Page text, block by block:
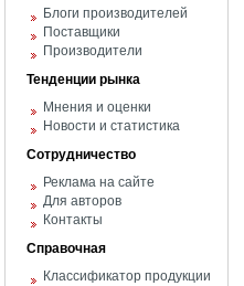
Блоги производителей
Поставщики
Производители
Тенденции рынка
Мнения и оценки
Новости и статистика
Сотрудничество
Реклама на сайте
Для авторов
Контакты
Справочная
Классификатор продукции